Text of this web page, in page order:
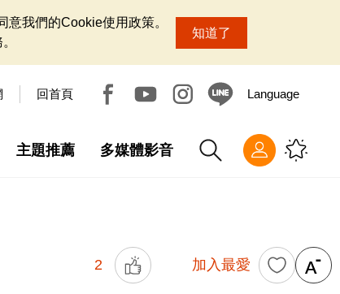
我們的Cookie使用政策。
知道了
回首頁 Language
主題推薦 多媒體影音
2 加入最愛